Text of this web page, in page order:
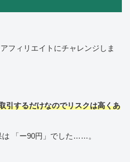
フィリエイトにチャレンジしま
引するだけなのでリスクは高くあ
「ー90円」でした……。